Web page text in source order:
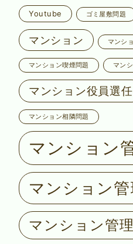
Youtube ゴミ屋敷問題
マンション マンシ
マンション喫煙問題 マン
マンション役員選任
マンション相隣問題
マンション
マンション
マンション管